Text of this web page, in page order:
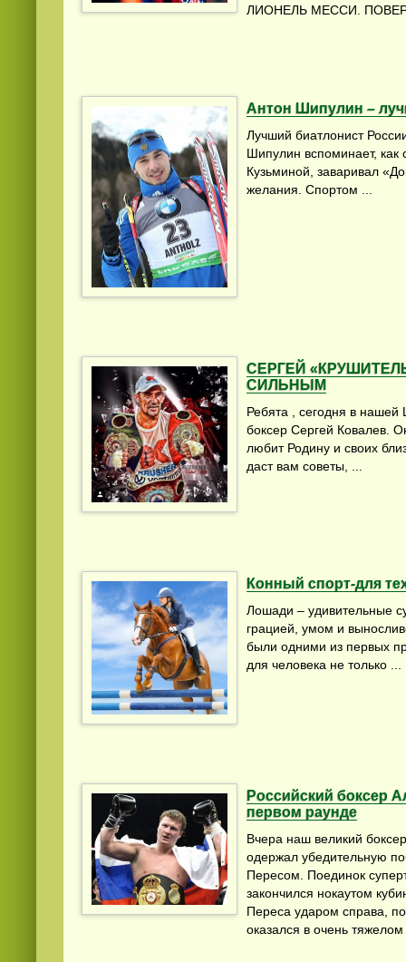
ЛИОНЕЛЬ МЕССИ.
Антон Шипулин –
Лучший биатлонист
Шипулин вспоминает, как
Кузьминой, заваривал
желания. Спортом ...
СЕРГЕЙ
СИЛЬНЫМ
Ребята , сегодня в нашей
боксер Сергей Ковалев.
любит Родину и своих
даст вам советы, ...
Конный спорт-для
Лошади – удивительные
грацией, умом и
были одними из первых
для человека не только ...
Российский боксер
первом раунде
Вчера наш великий
одержал убедительную
Пересом. Поединок
закончился нокаутом
Переса ударом справа,
оказался в очень